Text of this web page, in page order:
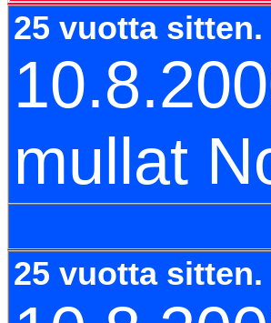
25 vuotta sitten.
mullat
25 vuotta sitten.